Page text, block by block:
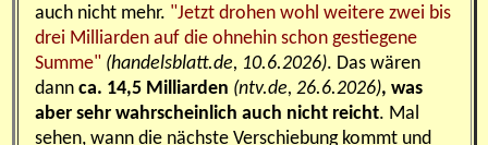
auch nicht mehr. "Jetzt drohen wohl weitere zwei bis
drei Milliarden auf die ohnehin schon gestiegene
Summe" (handelsblatt.de, 10.6.2026). Das wären
dann ca. 14,5 Milliarden (ntv.de, 26.6.2026), was
aber sehr wahrscheinlich auch nicht reicht. Mal
sehen, wann die nächste Verschiebung kommt und